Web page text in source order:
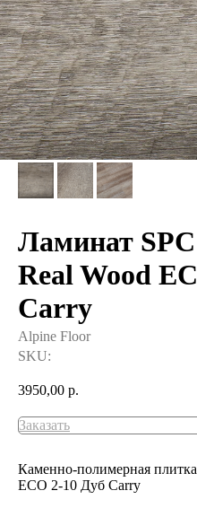
Ламинат
Real Wood
Carry
Alpine Floor
SKU:
3950,00 р.
Заказать
Каменно-полимерная
ECO 2-10 Дуб Carry